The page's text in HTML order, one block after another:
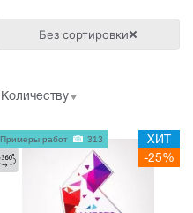
Без сортировки
Количеству
ХИТ
-25%
Примеры работ 313